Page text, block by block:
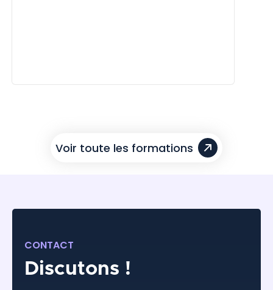
Voir toute les formations
CONTACT
Discutons !